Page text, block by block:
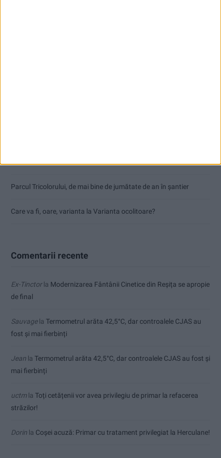
Parcul Tricolorului, de mai bine de jumătate de an în șantier
Care va fi, oare, varianta la Varianta ocolitoare?
Comentarii recente
Ex-Tinctorla Modernizarea Fântânii Cinetice din Reșița se apropie
de final
Sauvagela Termometrul arăta 42,5°C, dar controalele CJAS au
fost și mai fierbinți
Jean la Termometrul arăta 42,5°C, dar controalele CJAS au fost și
mai fierbinți
uctmla Toți cetățenii vor avea privilegiu de primar la refacerea
străzilor!
Dorin la Coșei acuză: Primar cu tratament privilegiat la Herculane!